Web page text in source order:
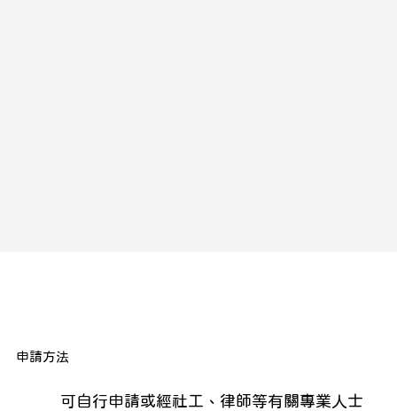
​申請方法
可自行申請或經社工、律師等有關專業人士